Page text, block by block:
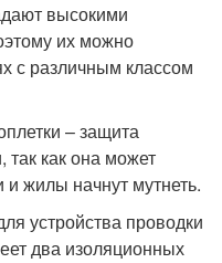
высокими
их можно
с различным классом
– защита
так как она может
и жилы начнут мутнеть.
устройства проводки
два изоляционных